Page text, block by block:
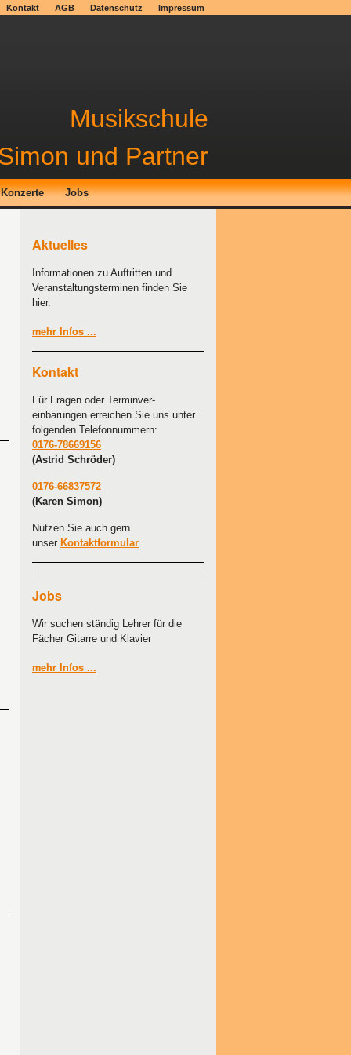
Impressum
Datenschutz
AGB
Kontakt
Musikschule
und Partner
Konzerte Jobs
Aktuelles
Informationen zu Auftritten und
Veranstaltungsterminen finden Sie
hier.
mehr Infos ...
Kontakt
Für Fragen oder Terminver-
einbarungen erreichen Sie uns unter
folgenden Telefonnummern:
0176-78669156
(Astrid Schröder)
0176-66837572
(Karen Simon)
Nutzen Sie auch gern
unser Kontaktformular.
Jobs
Wir suchen ständig Lehrer für die
Fächer Gitarre und Klavier
mehr Infos ...